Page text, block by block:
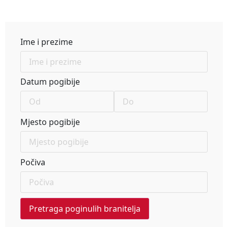
Ime i prezime
Datum pogibije
Mjesto pogibije
Počiva